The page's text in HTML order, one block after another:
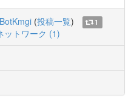
(投稿一覧)
1
ットワーク (1)